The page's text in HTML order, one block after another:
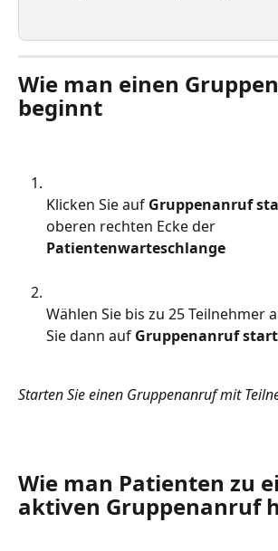
Wie man einen
beginnt
Klicken Sie auf Gruppenanruf
oberen rechten Ecke der
Patientenwarteschlange
Wählen Sie bis zu 25 Teilnehmer
Sie dann auf Gruppenanruf
Starten Sie einen Gruppenanruf mit
Wie man Patienten zu
aktiven Gruppenanruf